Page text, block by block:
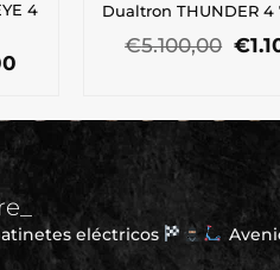
4
El
es:
€1.399,00.
Dualtron THUNDER 4
€5.100,00 El
€
eléctricos